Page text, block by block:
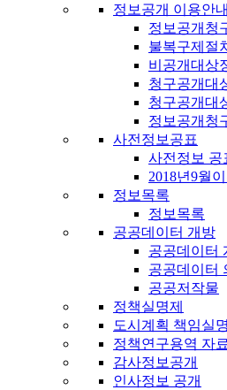
정보공개 이용안내
정보공개청
불복구제절
비공개대상
청구공개대
청구공개대
정보공개청
사전정보공표
사전정보 공
2018년9월
정보목록
정보목록
공공데이터 개방
공공데이터
공공데이터
공공저작물
정책실명제
도시계획 책임실
정책연구용역 자
감사정보공개
인사정보 공개